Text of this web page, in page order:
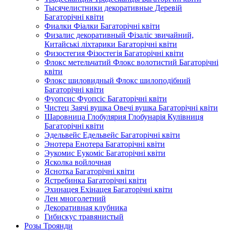
Тысячелистники декоративные Деревій
Багаторічні квіти
Фиалки Фіалки Багаторічні квіти
Физалис декоративный Фізаліс звичайний,
Китайські ліхтарики Багаторічні квіти
Физостегия Фізостегія Багаторічні квіти
Флокс метельчатий Флокс волотистий Багаторічні
квіти
Флокс шиловидный Флокс шилоподібний
Багаторічні квіти
Фуопсис Фуопсіс Багаторічні квіти
Чистец Заячі вушка Овечі вушка Багаторічні квіти
Шаровница Глобулярия Глобунарія Кулівниця
Багаторічні квіти
Эдельвейс Едельвейс Багаторічні квіти
Энотера Енотера Багаторічні квіти
Эукомис Еукоміс Багаторічні квіти
Ясколка войлочная
Яснотка Багаторічні квіти
Ястребинка Багаторічні квіти
Эхинацея Ехінацея Багаторічні квіти
Лен многолетний
Декоративная клубника
Гибискус травянистый
Розы Троянди